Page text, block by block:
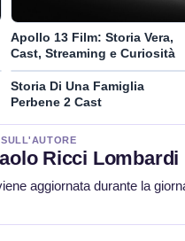
Apollo 13 Film: Storia Vera,
Cast, Streaming e Curiosità
Storia Di Una Famiglia
Perbene 2 Cast
SULL'AUTORE
Ricci Lombardi
aggiornata durante la